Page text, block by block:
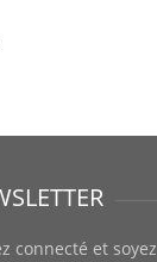
connecté et soyez